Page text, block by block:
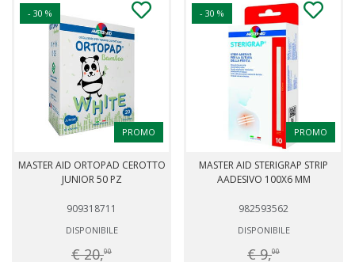
- 30 %
PROMO
MASTER AID ORTOPAD CEROTTO
JUNIOR 50 PZ
909318711
DISPONIBILE
€ 20,90
- 30 %
PROMO
MASTER AID STERIGRAP STRIP
AADESIVO 100X6 MM
982593562
DISPONIBILE
€ 9,00